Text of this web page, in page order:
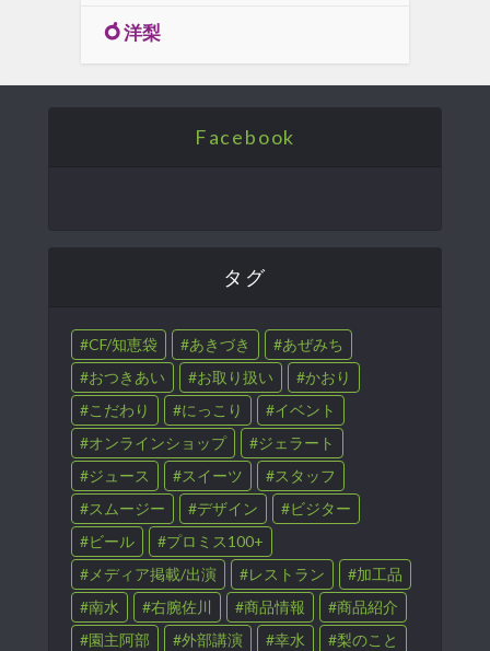
洋梨
Facebook
タグ
CF/知恵袋 あきづき
あぜみち
おつきあい
お取り扱い
かおり
こだわり
にっこり
イベント
オンラインショップ
ジェラート
ジュース
スイーツ
スタッフ
スムージー
デザイン
ビジター
ビール
プロミス100+
メディア掲載/出演
レストラン
加工品
南水
右腕佐川 商品情報
商品紹介
園主阿部
外部講演 幸水
梨のこと